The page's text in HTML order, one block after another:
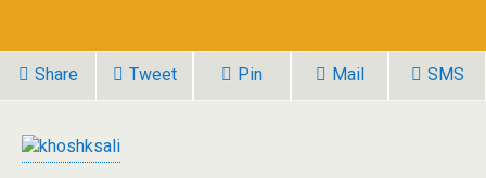
Share Tweet Pin Mail SMS